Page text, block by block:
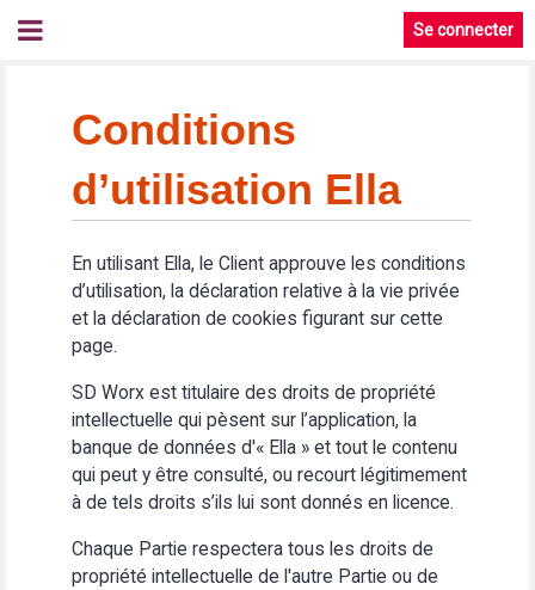
Se connecter
Conditions
d’utilisation Ella
En utilisant Ella, le Client approuve les conditions
d’utilisation, la déclaration relative à la vie privée
et la déclaration de cookies figurant sur cette
page.
SD Worx est titulaire des droits de propriété
intellectuelle qui pèsent sur l’application, la
banque de données d'« Ella » et tout le contenu
qui peut y être consulté, ou recourt légitimement
à de tels droits s’ils lui sont donnés en licence.
Chaque Partie respectera tous les droits de
propriété intellectuelle de l'autre Partie ou de